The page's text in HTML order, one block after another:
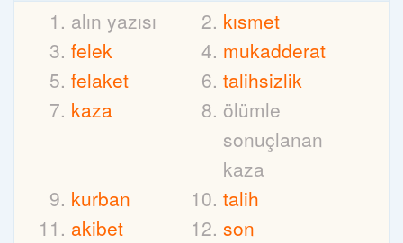
alın yazısı
kısmet
felek
mukadderat
felaket
talihsizlik
kaza
ölümle
sonuçlanan
kaza
kurban
talih
akibet
son